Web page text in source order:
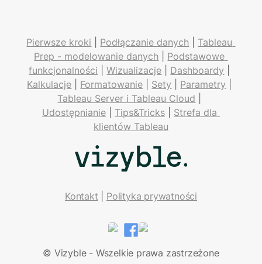
Pierwsze kroki Podłączanie danych
Tableau
Prep - modelowanie danych
Podstawowe
funkcjonalności | Wizualizacje Dashboardy
Kalkulacje
Formatowanie Sety Parametry
Tableau Server i Tableau Cloud
Udostępnianie | Tips&Tricks | Strefa dla
klientów Tableau
Kontakt Polityka prywatności
LinkedInFacebook
© Vizyble - Wszelkie prawa zastrzeżone